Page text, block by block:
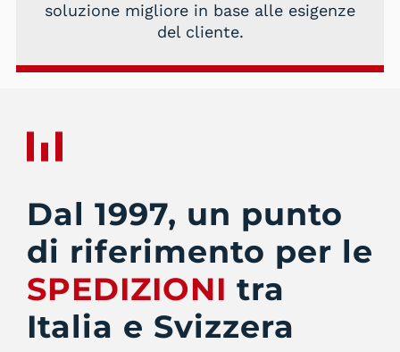
soluzione migliore in base alle esigenze
del cliente.
Dal 1997, un punto
di riferimento per le
SPEDIZIONI tra
Italia e Svizzera